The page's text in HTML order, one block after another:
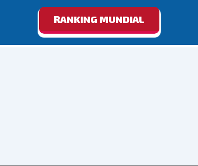
RANKING MUNDIAL